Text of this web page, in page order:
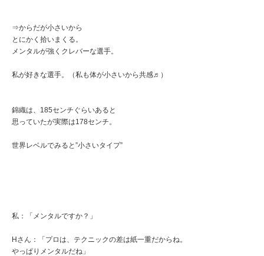
⇒からだが小さいから
とにかく拾いまくる。
メンタルが強くクレバーな選手。
私が好きな選手。（私も体が小さいから共感♬）
錦織は、185センチぐらいあると
思っていたが実際は178センチ。
世界レベルでみると”小さいタイプ”
私：「メンタルですか？」
Hさん：「プロは、テクニックの差は紙一重だからね。
やっぱりメンタルだね」